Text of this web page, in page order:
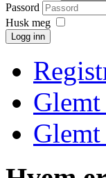
Passord
Husk meg
Logg inn
Glemt